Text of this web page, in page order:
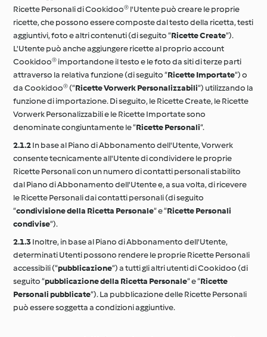
Ricette Personali di Cookidoo® l'Utente può creare le proprie
ricette, che possono essere composte dal testo della ricetta, testi
aggiuntivi, foto e altri contenuti (di seguito “Ricette Create“).
L'Utente può anche aggiungere ricette al proprio account
Cookidoo® importandone il testo e le foto da siti di terze parti
attraverso la relativa funzione (di seguito “Ricette Importate“) o
da Cookidoo® (“Ricette Vorwerk Personalizzabili“) utilizzando la
funzione di importazione. Di seguito, le Ricette Create, le Ricette
Vorwerk Personalizzabili e le Ricette Importate sono
denominate congiuntamente le “Ricette Personali“.
2.1.2In base al Piano di Abbonamento dell'Utente, Vorwerk
consente tecnicamente all'Utente di condividere le proprie
Ricette Personali con un numero di contatti personali stabilito
dal Piano di Abbonamento dell'Utente e, a sua volta, di ricevere
le Ricette Personali dai contatti personali (di seguito
“condivisione della Ricetta Personale“ e “Ricette Personali
condivise“).
2.1.3Inoltre, in base al Piano di Abbonamento dell'Utente,
determinati Utenti possono rendere le proprie Ricette Personali
accessibili (“pubblicazione“) a tutti gli altri utenti di Cookidoo (di
seguito “pubblicazione della Ricetta Personale“ e “Ricette
Personali pubblicate“). La pubblicazione delle Ricette Personali
può essere soggetta a condizioni aggiuntive.